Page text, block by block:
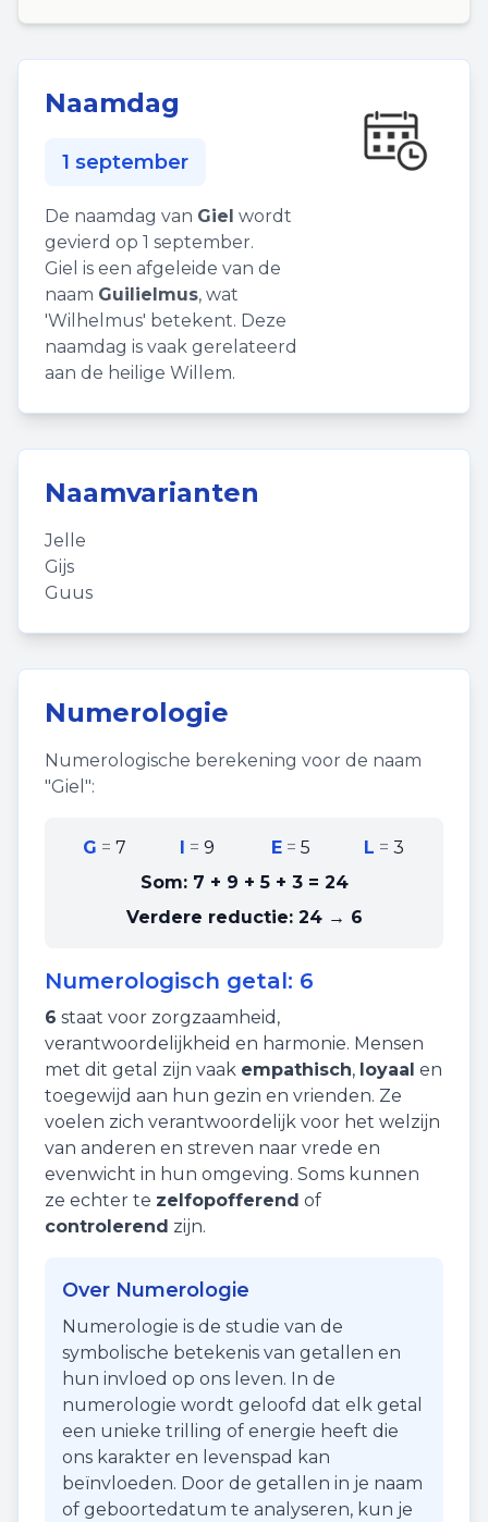
Naamdag
1 september
De naamdag van Giel wordt
gevierd op 1 september.
Giel is een afgeleide van de
naam Guilielmus, wat
'Wilhelmus' betekent. Deze
naamdag is vaak gerelateerd
aan de heilige Willem.
Naamvarianten
Jelle
Gijs
Guus
Numerologie
Numerologische berekening voor de naam
"Giel ":
G = 7 I =9 E= 5 L = 3
Som: 7 + 9 + 5 + 3= 24
Verdere reductie: 24 → 6
Numerologisch getal: 6
6 staat voor zorgzaamheid ,
verantwoordelijkheid en harmonie. Mensen
met dit getal zijn vaak empathisch, loyaal en
toegewijd aan hun gezin en vrienden. Ze
voelen zich verantwoordelijk voor het welzijn
van anderen en streven naar vrede en
evenwicht in hun omgeving. Soms kunnen
ze echter te zelfopofferend of
controlerend zijn.
Over Numerologie
Numerologie is de studie van de
symbolische betekenis van getallen en
hun invloed op ons leven. In de
numerologie wordt geloofd dat elk getal
een unieke trilling of energie heeft die
ons karakter en levenspad kan
beïnvloeden. Door de getallen in je naam
of geboortedatum te analyseren, kun je